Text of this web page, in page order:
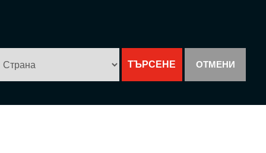
ОТМЕНИ